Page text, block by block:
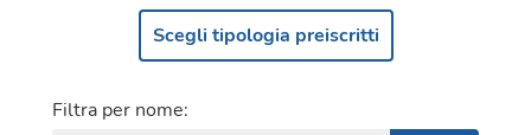
Scegli tipologia preiscritti
Filtra per nome: